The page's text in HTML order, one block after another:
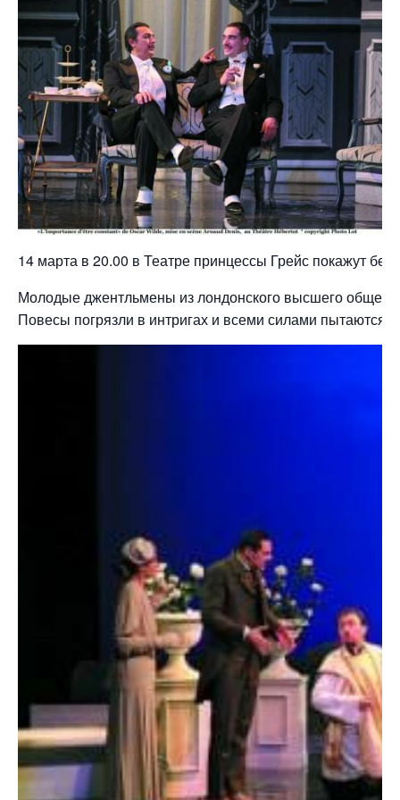
14 марта в 20.00 в Театре принцессы Грейс покажут
Молодые джентльмены из лондонского высшего
Повесы погрязли в интригах и всеми силами пытаются